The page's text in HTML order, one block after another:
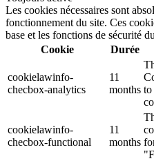
Les cookies nécessaires sont
fonctionnement du site. Ces
base et les fonctions de sécurité
Cookie
Durée
cookielawinfo-
checbox-analytics
11
months to
cookielawinfo-
checbox-functional
11
months